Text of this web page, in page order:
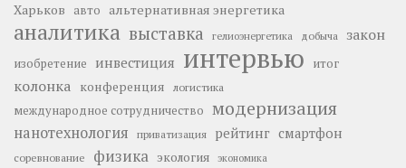
Харьков авто альтернативная энергетика
аналитика выставка гелиоэнергетика добыча закон
изобретение инвестиция интервью итог
колонка конференция логистика
международное сотрудничество модернизация
нанотехнология приватизация рейтинг смартфон
соревнование физика экология экономика